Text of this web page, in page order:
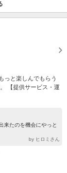
っと楽しんでもらう
【提供サービス・運
来たのを機会にやっと
by ヒロミさん